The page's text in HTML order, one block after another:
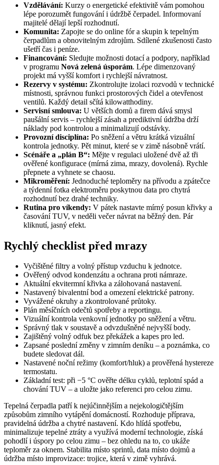
Vzdělávání: Kurzy o energetické efektivitě vám pomohou
lépe porozumět fungování i údržbě čerpadel. Informovaní
majitelé dělají lepší rozhodnutí.
Komunita: Zapojte se do online fór a skupin k tepelným
čerpadlům a obnovitelným zdrojům. Sdílené zkušenosti často
ušetří čas i peníze.
Financování: Sledujte možnosti dotací a podpory, například
v programu Nová zelená úsporám. Lépe dimenzovaný
projekt má vyšší komfort i rychlejší návratnost.
Rezervy v systému: Zkontrolujte izolaci rozvodů v technické
místnosti, správnou funkci prostorových čidel a otevřenost
ventilů. Každý detail sčítá kilowatthodiny.
Servisní smlouva: U větších domů a firem dává smysl
paušální servis – rychlejší zásah a prediktivní údržba drží
náklady pod kontrolou a minimalizují odstávky.
Provozní disciplína: Po sněžení a větru krátká vizuální
kontrola jednotky. Pět minut, které se v zimě násobně vrátí.
Scénáře a „plán B“: Mějte v regulaci uložené dvě až tři
ověřené konfigurace (mírná zima, mrazy, dovolená). Rychle
přepnete a vyhnete se chaosu.
Mikroměření: Jednoduché teploměry na přívodu a zpátečce
a týdenní fotka elektroměru poskytnou data pro chytrá
rozhodnutí bez drahé techniky.
Rutina pro víkendy: V pátek nastavte mírný posun křivky a
časování TUV, v neděli večer návrat na běžný den. Pár
kliknutí, jasný efekt.
Rychlý checklist před mrazy
Vyčištěné filtry a volný přístup vzduchu k jednotce.
Ověřený odvod kondenzátu a ochrana proti námraze.
Aktuální ekvitermní křivka a zálohovaná nastavení.
Nastavený bivalentní bod a omezení elektrické patrony.
Vyvážené okruhy a zkontrolované průtoky.
Plán měsíčních odečtů spotřeby a reportingu.
Vizuální kontrola venkovní jednotky po sněžení a větru.
Správný tlak v soustavě a odvzdušněné nejvyšší body.
Zajištěný volný odfuk bez překážek a kapes pro led.
Zapsané poslední změny v zimním deníku – a poznámka, co
budete sledovat dál.
Nastavené noční režimy (komfort/hluk) a prověřená hystereze
termostatu.
Základní test: při −5 °C ověřte délku cyklů, teplotní spád a
chování TUV – a uložte jako referenci pro celou zimu.
Tepelná čerpadla patří k nejúčinnějším a nejekologičtějším
způsobům zimního vytápění domácností. Rozhoduje příprava,
pravidelná údržba a chytré nastavení. Kdo hlídá spotřebu,
minimalizuje tepelné ztráty a využívá moderní technologie, získá
pohodlí i úspory po celou zimu – bez ohledu na to, co ukáže
teploměr za oknem. Stabilita místo sprintů, data místo dojmů a
údržba místo improvizace: trojice, která v zimě vyhrává.